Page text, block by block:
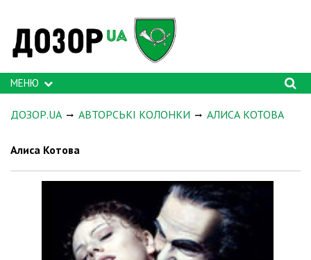
МЕНЮ
ДОЗОР.UA АВТОРСЬКІ КОЛОНКИ АЛИСА КОТОВА
Алиса Котова